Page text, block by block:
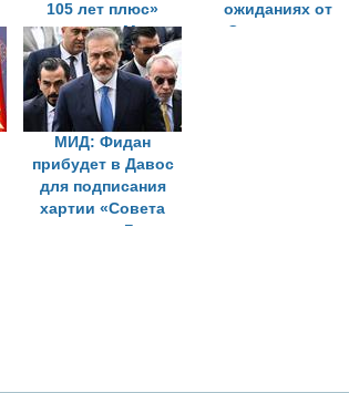
105 лет плюс»
состоится в Москве
22 апреля
ожиданиях от
«Совета мира»
МИД: Фидан
прибудет в Давос
для подписания
хартии «Совета
мира» по Газе